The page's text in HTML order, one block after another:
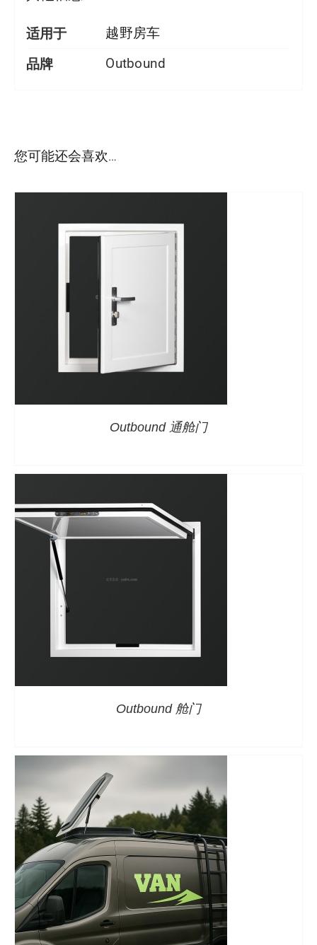
适用于 越野房车
品牌 Outbound
您可能还会喜欢…
Outbound 通舱门
详情
Outbound 舱门
详情